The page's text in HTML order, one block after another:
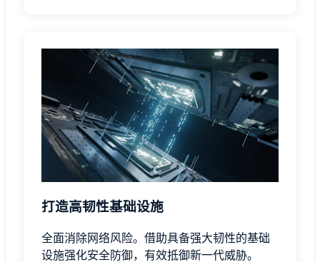
打造高韧性基础设施
全面消除网络风险。借助具备强大韧性的基础
设施强化安全防御，有效抵御新一代威胁。